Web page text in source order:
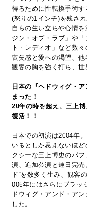
得るために性転換手術
(怒りの1インチ)を残さ
自らの生い立ちや心情
ジン・オブ・ラブ」や
ト・レディオ」など数
喪失感と愛への渇望、
観客の胸を強く打ち、世
日本の『ヘドウィグ・
まった！
20年の時を超え、三上
復活！！
日本での初演は2004年
いるとしか思えないほ
クシーな三上博史のパ
演、追加公演と連日完売
ド“を数多く生み、観客
005年にはさらにブラッ
ドウィグ・アンド・ア
した。